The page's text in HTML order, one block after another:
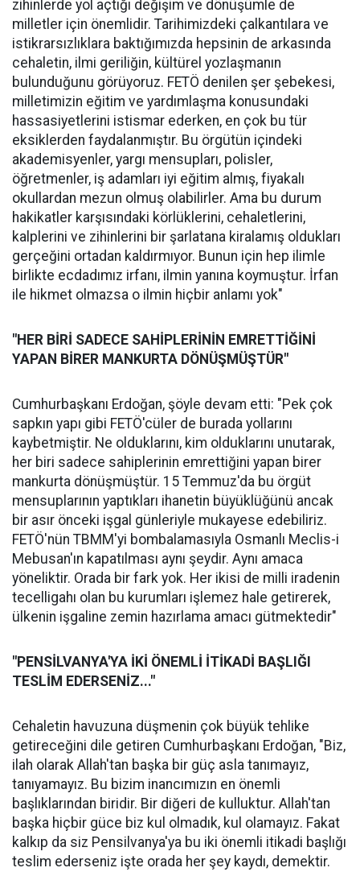
zihinlerde yol açtığı değişim ve dönüşümle de
milletler için önemlidir. Tarihimizdeki çalkantılara ve
istikrarsızlıklara baktığımızda hepsinin de arkasında
cehaletin, ilmi geriliğin, kültürel yozlaşmanın
bulunduğunu görüyoruz. FETÖ denilen şer şebekesi,
milletimizin eğitim ve yardımlaşma konusundaki
hassasiyetlerini istismar ederken, en çok bu tür
eksiklerden faydalanmıştır. Bu örgütün içindeki
akademisyenler, yargı mensupları, polisler,
öğretmenler, iş adamları iyi eğitim almış, fiyakalı
okullardan mezun olmuş olabilirler. Ama bu durum
hakikatler karşısındaki körlüklerini, cehaletlerini,
kalplerini ve zihinlerini bir şarlatana kiralamış oldukları
gerçeğini ortadan kaldırmıyor. Bunun için hep ilimle
birlikte ecdadımız irfanı, ilmin yanına koymuştur. İrfan
ile hikmet olmazsa o ilmin hiçbir anlamı yok"
"HER BİRİ SADECE SAHİPLERİNİN EMRETTİĞİNİ
YAPAN BİRER MANKURTA DÖNÜŞMÜŞTÜR"
Cumhurbaşkanı Erdoğan, şöyle devam etti: "Pek çok
sapkın yapı gibi FETÖ'cüler de burada yollarını
kaybetmiştir. Ne olduklarını, kim olduklarını unutarak,
her biri sadece sahiplerinin emrettiğini yapan birer
mankurta dönüşmüştür. 15 Temmuz'da bu örgüt
mensuplarının yaptıkları ihanetin büyüklüğünü ancak
bir asır önceki işgal günleriyle mukayese edebiliriz.
FETÖ'nün TBMM'yi bombalamasıyla Osmanlı Meclis-i
Mebusan'ın kapatılması aynı şeydir. Aynı amaca
yöneliktir. Orada bir fark yok. Her ikisi de milli iradenin
tecelligahı olan bu kurumları işlemez hale getirerek,
ülkenin işgaline zemin hazırlama amacı gütmektedir"
"PENSİLVANYA'YA İKİ ÖNEMLİ İTİKADİ BAŞLIĞI
TESLİM EDERSENİZ..."
Cehaletin havuzuna düşmenin çok büyük tehlike
getireceğini dile getiren Cumhurbaşkanı Erdoğan, "Biz,
ilah olarak Allah'tan başka bir güç asla tanımayız,
tanıyamayız. Bu bizim inancımızın en önemli
başlıklarından biridir. Bir diğeri de kulluktur. Allah'tan
başka hiçbir güce biz kul olmadık, kul olamayız. Fakat
kalkıp da siz Pensilvanya'ya bu iki önemli itikadi başlığı
teslim ederseniz işte orada her şey kaydı, demektir.